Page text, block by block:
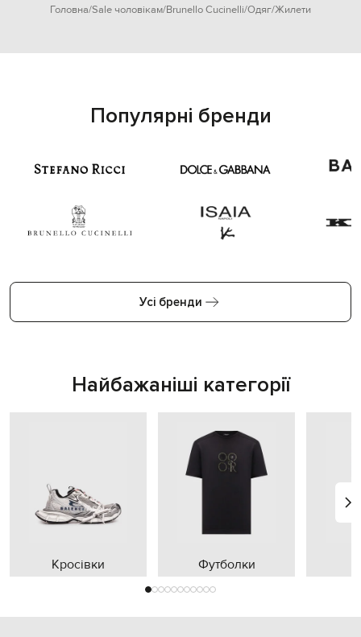
Головна Sale чоловікам Brunello Cucinelli Одяг Жилети
Популярні бренди
Усі бренди
Найбажаніші категорії
Кросівки Футболки